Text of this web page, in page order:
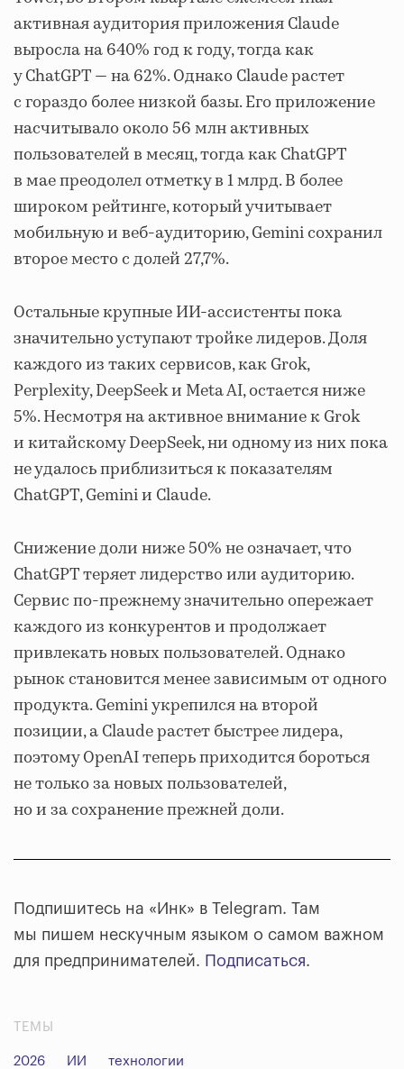
активная аудитория приложения Claude
выросла на 640% год к году, тогда как
у ChatGPT — на 62%. Однако Claude растет
с гораздо более низкой базы. Его приложение
насчитывало около 56 млн активных
пользователей в месяц, тогда как ChatGPT
в мае преодолел отметку в 1 млрд. В более
широком рейтинге, который учитывает
мобильную и веб-аудиторию, Gemini сохранил
второе место с долей 27,7%.
Остальные крупные ИИ-ассистенты пока
значительно уступают тройке лидеров. Доля
каждого из таких сервисов, как Grok,
Perplexity, DeepSeek и Meta AI, остается ниже
5%. Несмотря на активное внимание к Grok
и китайскому DeepSeek, ни одному из них пока
не удалось приблизиться к показателям
ChatGPT, Gemini и Claude.
Снижение доли ниже 50% не означает, что
ChatGPT теряет лидерство или аудиторию.
Сервис по-прежнему значительно опережает
каждого из конкурентов и продолжает
привлекать новых пользователей. Однако
рынок становится менее зависимым от одного
продукта. Gemini укрепился на второй
позиции, а Claude растет быстрее лидера,
поэтому OpenAI теперь приходится бороться
не только за новых пользователей,
но и за сохранение прежней доли.
Подпишитесь на «Инк» в Telegram. Там
мы пишем нескучным языком о самом важном
для предпринимателей. Подписаться.
ТЕМЫ
2026 ИИ технологии